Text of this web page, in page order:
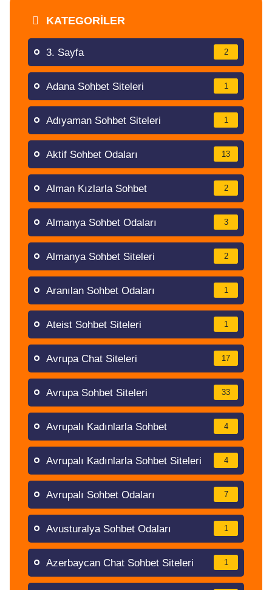
KATEGORILER
3. Sayfa 2
Adana Sohbet Siteleri 1
Adıyaman Sohbet Siteleri 1
Aktif Sohbet Odaları 13
Alman Kızlarla Sohbet 2
Almanya Sohbet Odaları 3
Almanya Sohbet Siteleri 2
Aranılan Sohbet Odaları 1
Ateist Sohbet Siteleri 1
Avrupa Chat Siteleri 17
Avrupa Sohbet Siteleri 33
Avrupalı Kadınlarla Sohbet 4
Avrupalı Kadınlarla Sohbet Siteleri 4
Avrupalı Sohbet Odaları 7
Avusturalya Sohbet Odaları 1
Azerbaycan Chat Sohbet Siteleri 1